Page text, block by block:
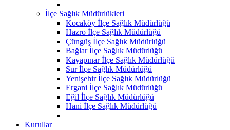
İlçe Sağlık Müdürlükleri
Kocaköy İlçe Sağlık Müdürlüğü
Hazro İlçe Sağlık Müdürlüğü
Çüngüş İlçe Sağlık Müdürlüğü
Bağlar İlçe Sağlık Müdürlüğü
Kayapınar İlçe Sağlık Müdürlüğü
Sur İlçe Sağlık Müdürlüğü
Yenişehir İlçe Sağlık Müdürlüğü
Ergani İlçe Sağlık Müdürlüğü
Eğil İlçe Sağlık Müdürlüğü
Hani İlçe Sağlık Müdürlüğü
Kurullar